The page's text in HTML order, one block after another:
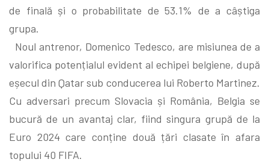
de finală și o probabilitate de 53.1% de a câștiga
grupa.
Noul antrenor, Domenico Tedesco, are misiunea de a
valorifica potențialul evident al echipei belgiene, după
eșecul din Qatar sub conducerea lui Roberto Martinez.
Cu adversari precum Slovacia și România, Belgia se
bucură de un avantaj clar, fiind singura grupă de la
Euro 2024 care conține două țări clasate în afara
topului 40 FIFA.